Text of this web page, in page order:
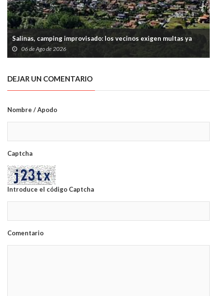
Salinas, camping improvisado: los vecinos exigen multas ya
06 de Ago de 2026
DEJAR UN COMENTARIO
Nombre / Apodo
Captcha
Introduce el código Captcha
Comentario